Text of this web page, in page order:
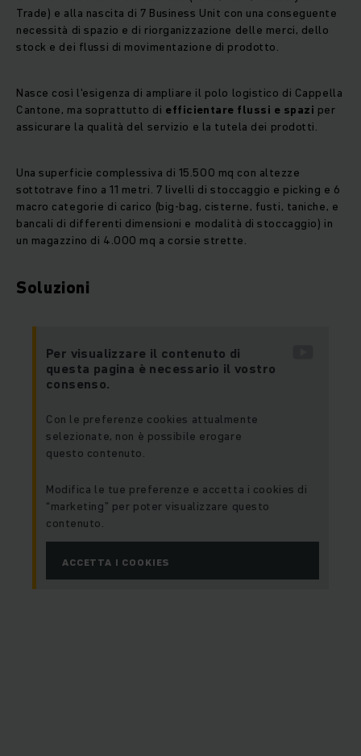
Trade) e alla nascita di 7 Business Unit con una conseguente
necessità di spazio e di riorganizzazione delle merci, dello
stock e dei flussi di movimentazione di prodotto.
Nasce così l'esigenza di ampliare il polo logistico di Cappella
Cantone, ma soprattutto di efficientare flussi e spazi per
assicurare la qualità del servizio e la tutela dei prodotti.
Una superficie complessiva di 15.500 mq con altezze
sottotrave fino a 11 metri. 7 livelli di stoccaggio e picking e 6
macro categorie di carico (big-bag, cisterne, fusti, taniche, e
bancali di differenti dimensioni e modalità di stoccaggio) in
un magazzino di 4.000 mq a corsie strette.
Soluzioni
Per visualizzare il contenuto di
questa pagina è necessario il vostro
consenso.
Con le preferenze cookies attualmente
selezionate, non è possibile erogare
questo contenuto.
Modifica le tue preferenze e accetta i cookies di
“marketing” per poter visualizzare questo
contenuto.
ACCETTA I COOKIES